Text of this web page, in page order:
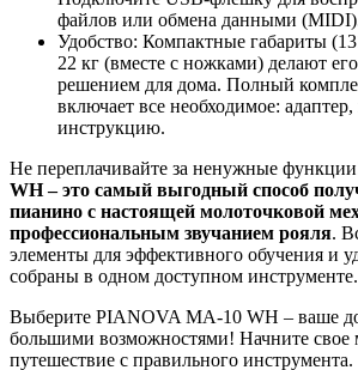
файлов или обмена данными
Удобство: Компактные габариты
22 кг (вместе с ножками) делают
решением для дома. Полный
включает все необходимое: адаптер,
инструкцию.
Не переплачивайте за ненужные
WH – это самый выгодный способ
пианино с настоящей молоточковой
профессиональным звучанием рояля.
элементы для эффективного обучения и
собраны в одном доступном инструменте.
Выберите PIANOVA MA-10 WH – ваше
большими возможностями! Начните свое
путешествие с правильного инструмента.